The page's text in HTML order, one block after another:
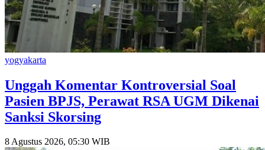
yogyakarta
Unggah Komentar Kontroversial Soal
Pasien BPJS, Perawat RSA UGM Dikenai
Sanksi Skorsing
8 Agustus 2026, 05:30 WIB